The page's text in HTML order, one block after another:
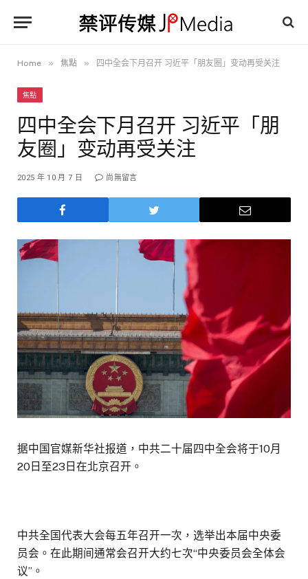
Home » 焦點 » 四中全会下月召开 习近平「朋友圈」变动再受关注
焦點
四中全会下月召开 习近平「朋
友圈」变动再受关注
2025 年 10 月 7 日 尚無留言
据中国官媒新华社报道，中共二十届四中全会将于10月
20日至23日在北京召开。
中共全国代表大会每五年召开一次，选举出本届中央委
员会。在此期间通常会召开大约七次“中央委员会全体会
议”。